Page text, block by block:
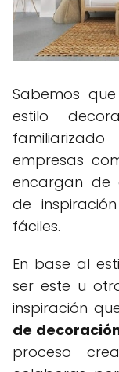
Sabemos
estilo
empresas
encargan de
de
fáciles.
En base al
ser este u
inspiración
de
proceso